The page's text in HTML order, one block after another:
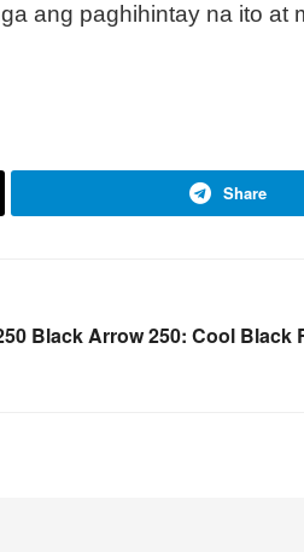
ang paghihintay na ito at
Share
Black Arrow 250: Cool Black